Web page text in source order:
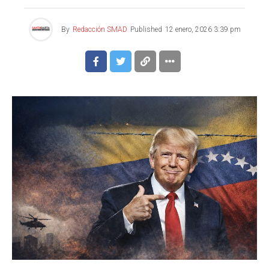
By Redacción SMAD Published 12 enero, 2026 3:39 pm